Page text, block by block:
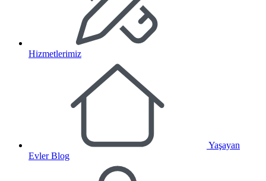
Hizmetlerimiz
Yaşayan
Evler Blog